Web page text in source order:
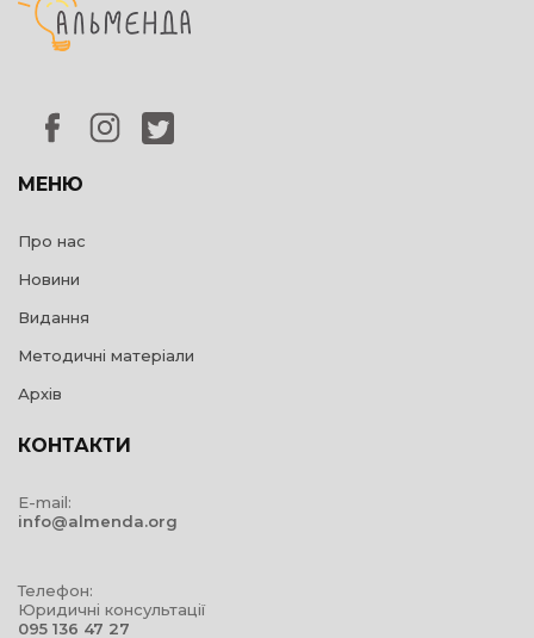
МЕНЮ
Про нас
Новини
Видання
Методичні матеріали
Архів
КОНТАКТИ
E-mail:
info@almenda.org
Телефон:
Юридичні консультації
095 136 47 27